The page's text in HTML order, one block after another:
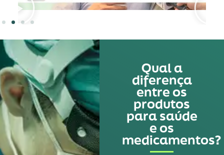
Qual a
diferença
entre os
produtos
para saúde
e os
medicamentos?